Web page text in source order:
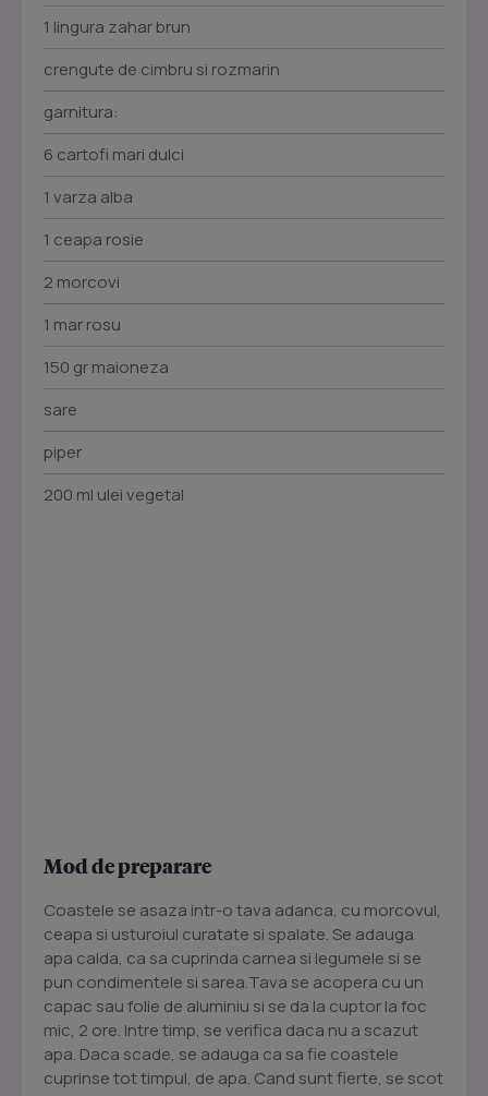
1 lingura zahar brun
crengute de cimbru si rozmarin
garnitura:
6 cartofi mari dulci
1 varza alba
1 ceapa rosie
2 morcovi
1 mar rosu
150 gr maioneza
sare
piper
200 ml ulei vegetal
Mod de preparare
Coastele se asaza intr-o tava adanca, cu morcovul,
ceapa si usturoiul curatate si spalate. Se adauga
apa calda, ca sa cuprinda carnea si legumele si se
pun condimentele si sarea.Tava se acopera cu un
capac sau folie de aluminiu si se da la cuptor la foc
mic, 2 ore. Intre timp, se verifica daca nu a scazut
apa. Daca scade, se adauga ca sa fie coastele
cuprinse tot timpul, de apa. Cand sunt fierte, se scot